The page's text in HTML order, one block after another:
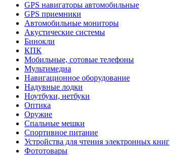
GPS навигаторы автомобильные
GPS приемники
Автомобильные мониторы
Акустические системы
Бинокли
КПК
Мобильные, сотовые телефоны
Мультимедиа
Навигационное оборудование
Надувные лодки
Ноутбуки, нетбуки
Оптика
Оружие
Спальные мешки
Спортивное питание
Устройства для чтения электронных книг
Фототовары